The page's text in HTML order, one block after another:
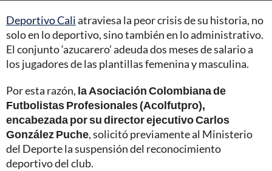
Deportivo Caliatraviesa la peor crisis de su historia, no
solo en lo deportivo, sino también en lo administrativo.
El conjunto ‘azucarero’ adeuda dos meses de salario a
los jugadores de las plantillas femenina y masculina.
Por esta razón, la Asociación Colombiana de
Futbolistas Profesionales (Acolfutpro),
encabezada por su director ejecutivo Carlos
González Puche, solicitó previamente al Ministerio
del Deporte la suspensión del reconocimiento
deportivo del club.